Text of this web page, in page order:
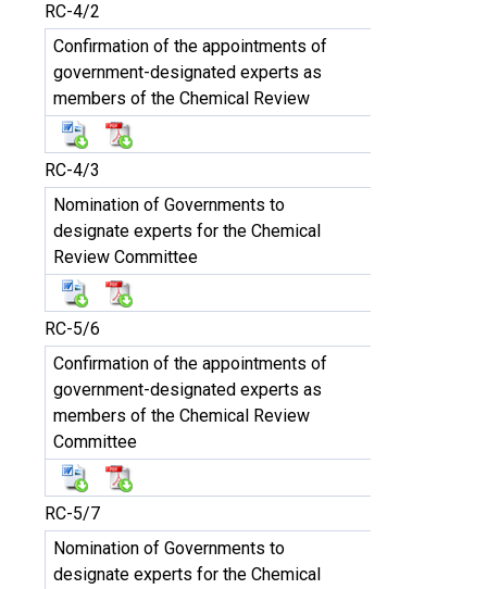
RC-4/2
Confirmation of the appointments of
government-designated experts as
members of the Chemical Review
RC-4/3
Nomination of Governments to
designate experts for the Chemical
Review Committee
RC-5/6
Confirmation of the appointments of
government-designated experts as
members of the Chemical Review
Committee
RC-5/7
Nomination of Governments to
designate experts for the Chemical